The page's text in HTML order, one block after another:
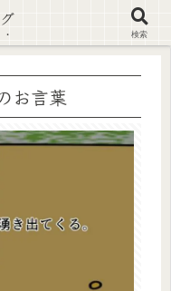
に注意 ▶確認する◀
お言葉
検索